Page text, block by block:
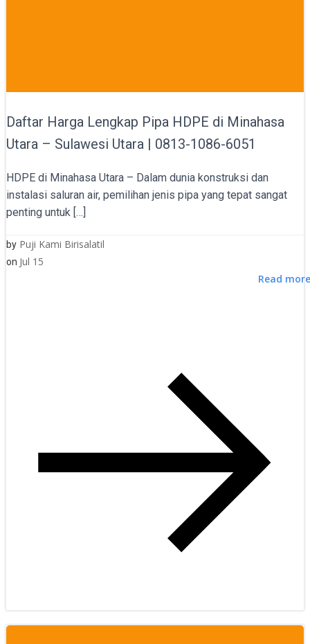
Daftar Harga Lengkap Pipa HDPE di Minahasa
Utara – Sulawesi Utara | 0813-1086-6051
HDPE di Minahasa Utara – Dalam dunia konstruksi dan
instalasi saluran air, pemilihan jenis pipa yang tepat sangat
penting untuk […]
by Puji Kami Birisalatil
on Jul 15
Read more